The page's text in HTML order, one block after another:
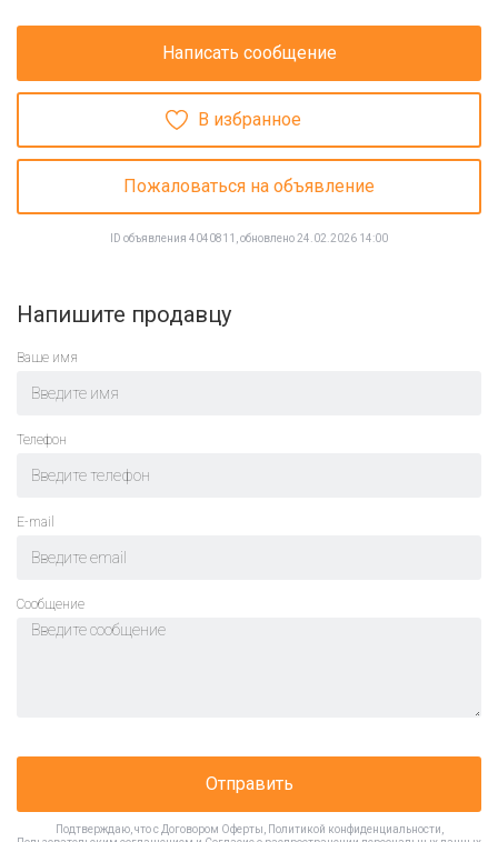
Написать сообщение
В избранное
Пожаловаться на объявление
ID объявления 4040811, обновлено 24.02.2026 14:00
Напишите продавцу
Ваше имя
Телефон
E-mail
Cообщение
Отправить
Подтверждаю, что с Договором Оферты Политикой конфиденциальности